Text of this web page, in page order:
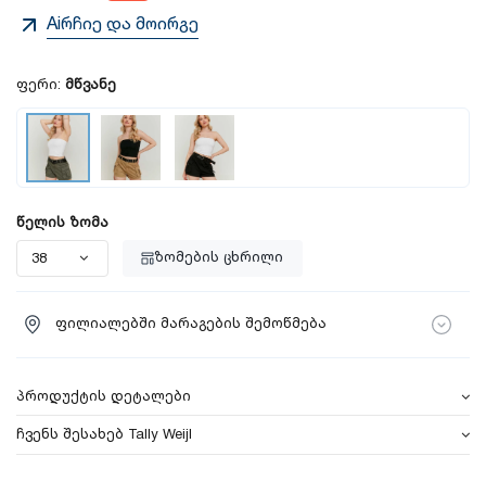
Aiრჩიე და მოირგე
ფერი: მწვანე
წელის ზომა
ზომების ცხრილი
ფილიალებში მარაგების შემოწმება
პროდუქტის დეტალები
ჩვენს შესახებ Tally Weijl